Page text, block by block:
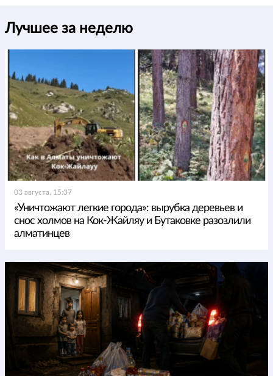
Лучшее за неделю
03 августа, 15:37
«Уничтожают легкие города»: вырубка деревьев и
снос холмов на Кок-Жайляу и Бутаковке разозлили
алматинцев